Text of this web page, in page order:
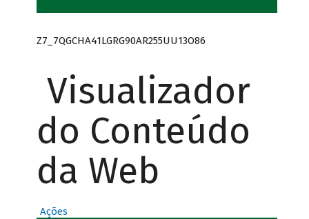
Z7_7QGCHA41LGRG90AR255UU13O86
Visualizador
do Conteúdo
da Web
Ações